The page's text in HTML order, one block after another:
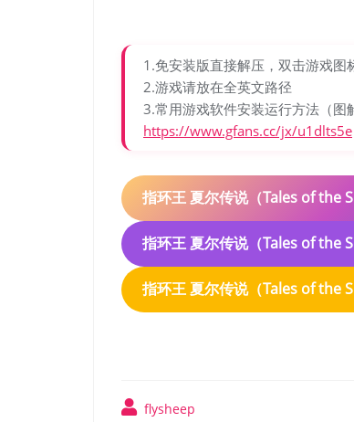
1.免安装版直接解压，双击游戏图
2.游戏请放在全英文路径
3.常用游戏软件安装运行方法（图
https://www.gfans.cc/jx/u1dlts5e
指环王 夏尔传说（Tales of the
指环王 夏尔传说（Tales of the
指环王 夏尔传说（Tales of the
flysheep